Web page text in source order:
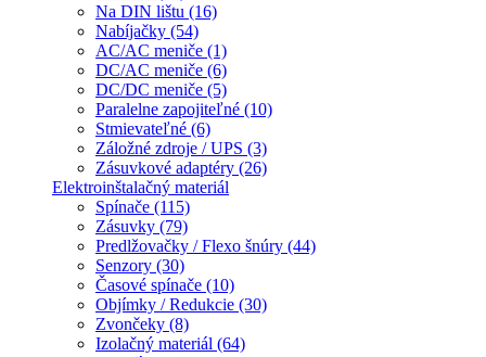
Na DIN lištu (16)
Nabíjačky (54)
AC/AC meniče (1)
DC/AC meniče (6)
DC/DC meniče (5)
Paralelne zapojiteľné (10)
Stmievateľné (6)
Záložné zdroje / UPS (3)
Zásuvkové adaptéry (26)
Elektroinštalačný materiál
Spínače (115)
Zásuvky (79)
Predlžovačky / Flexo šnúry (44)
Senzory (30)
Časové spínače (10)
Objímky / Redukcie (30)
Zvončeky (8)
Izolačný materiál (64)